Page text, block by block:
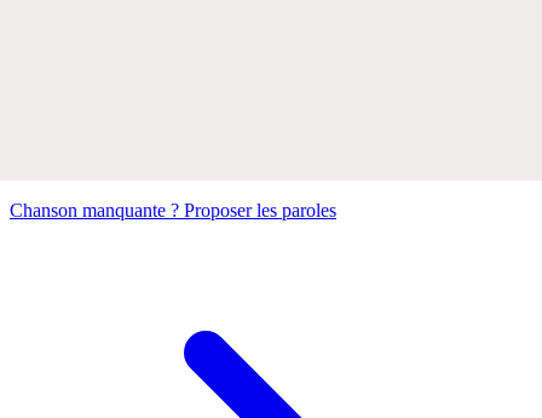
Chanson manquante ? Proposer les paroles